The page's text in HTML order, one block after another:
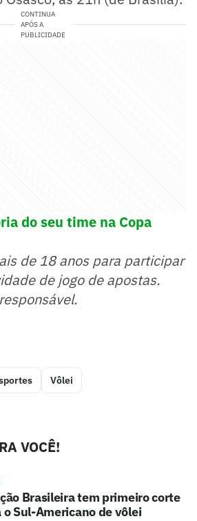
CONTINUA
APÓS A
PUBLICIDADE
do seu time na Copa
de 18 anos para participar
de jogo de apostas.
Vôlei
VOCÊ!
Brasileira tem primeiro corte
o Sul-Americano de vôlei